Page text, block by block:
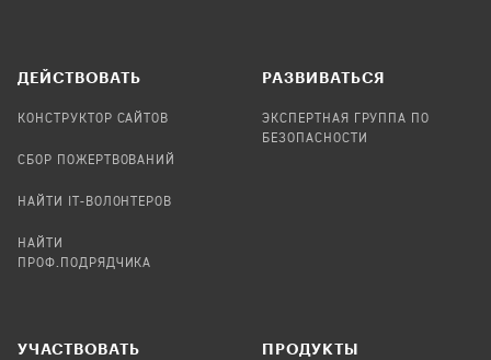
ДЕЙСТВОВАТЬ
КОНСТРУКТОР САЙТОВ
СБОР ПОЖЕРТВОВАНИЙ
НАЙТИ IT-ВОЛОНТЕРОВ
НАЙТИ
ПРОФ.ПОДРЯДЧИКА
РАЗВИВАТЬСЯ
ЭКСПЕРТНАЯ ГРУППА ПО
БЕЗОПАСНОСТИ
УЧАСТВОВАТЬ ПРОДУКТЫ